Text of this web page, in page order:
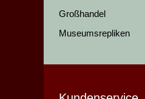
Großhandel
Museumsrepliken